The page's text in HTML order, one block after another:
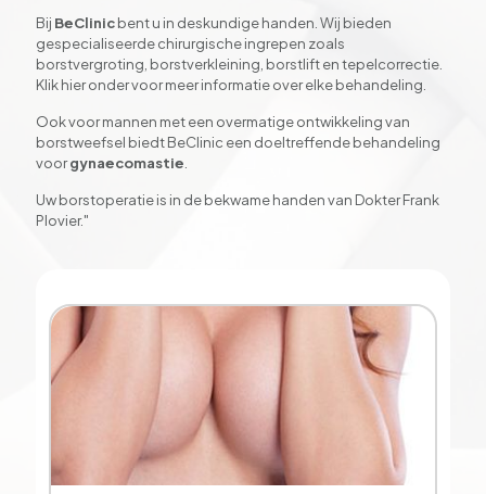
Bij BeClinicbent u in deskundige handen. Wij bieden
gespecialiseerde chirurgische ingrepen zoals
borstvergroting, borstverkleining, borstlift en tepelcorrectie.
Klik hier onder voor meer informatie over elke behandeling.
Ook voor mannen met een overmatige ontwikkeling van
borstweefsel biedt BeClinic een doeltreffende behandeling
voorgynaecomastie
Uw borstoperatie is in de bekwame handen van Dokter Frank
Plovier."